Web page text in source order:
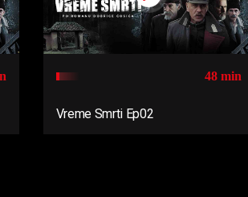
48 min
Vreme Smrti Ep02